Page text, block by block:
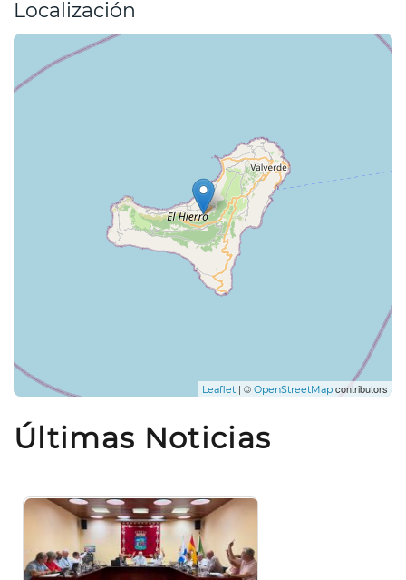
Localización
Leaflet | © OpenStreetMap contributors
Últimas Noticias